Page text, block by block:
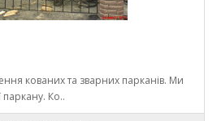
кованих та зварних парканів. Ми
паркану. Ко..